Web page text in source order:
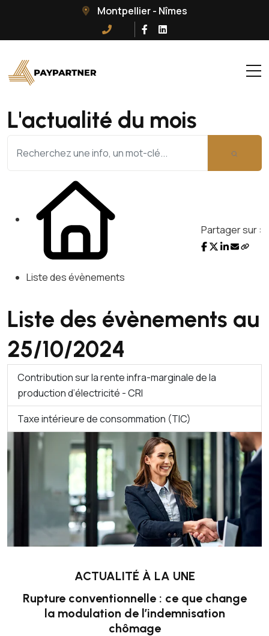
Montpellier - Nîmes
L'actualité du mois
Liste des évènements
Partager sur :
Liste des évènements au
25/10/2024
Contribution sur la rente infra-marginale de la
production d’électricité - CRI
Taxe intérieure de consommation (TIC)
ACTUALITÉ À LA UNE
Rupture conventionnelle : ce que change
la modulation de l’indemnisation
chômage